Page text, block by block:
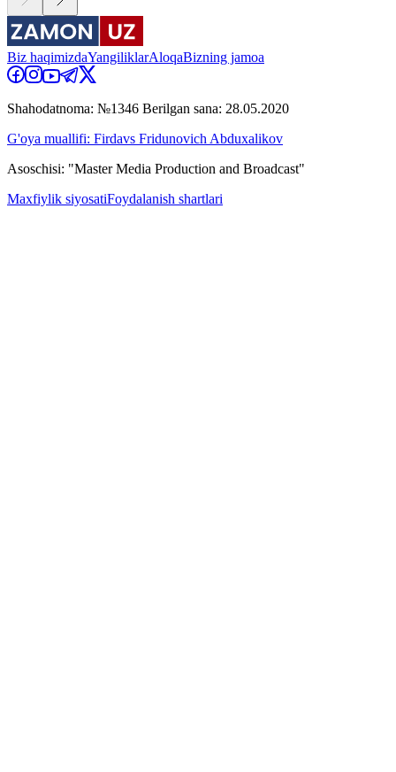
Biz haqimizdaYangiliklarAloqaBizning jamoa
Shahodatnoma: №1346 Berilgan sana: 28.05.2020
G'oya muallifi: Firdavs Fridunovich Abduxalikov
Asoschisi: "Master Media Production and Broadcast"
Maxfiylik siyosatiFoydalanish shartlari